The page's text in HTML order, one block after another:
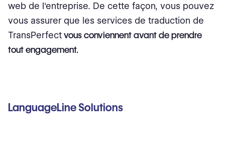
web de l'entreprise. De cette façon, vous pouvez
vous assurer que les services de traduction de
TransPerfectvous conviennent avant de prendre
tout engagement.
LanguageLine Solutions